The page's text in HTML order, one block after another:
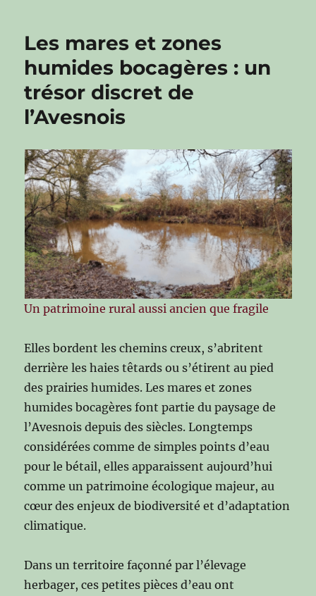
Les mares et zones
humides bocagères : un
trésor discret de
l’Avesnois
Un patrimoine rural aussi ancien que fragile
Elles bordent les chemins creux, s’abritent
derrière les haies têtards ou s’étirent au pied
des prairies humides. Les mares et zones
humides bocagères font partie du paysage de
l’Avesnois depuis des siècles. Longtemps
considérées comme de simples points d’eau
pour le bétail, elles apparaissent aujourd’hui
comme un patrimoine écologique majeur, au
cœur des enjeux de biodiversité et d’adaptation
climatique.
Dans un territoire façonné par l’élevage
herbager, ces petites pièces d’eau ont